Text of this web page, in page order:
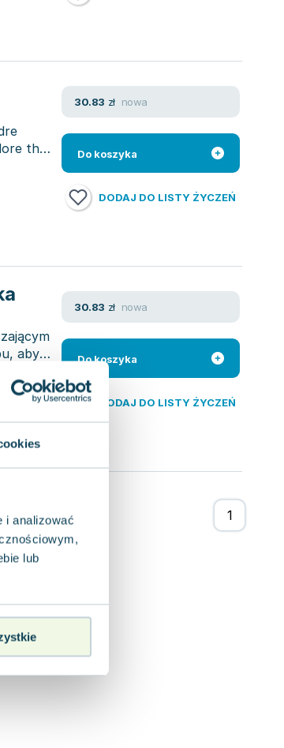
i analizować
lub
the
30.83 zł nowa
Do koszyka
DODAJ DO LISTY ŻYCZEŃ
aby
30.83 zł nowa
Do koszyka
DODAJ DO LISTY ŻYCZEŃ